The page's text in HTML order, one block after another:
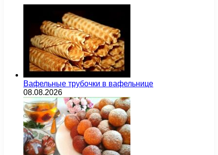
Вафельные трубочки в вафельнице
08.08.2026